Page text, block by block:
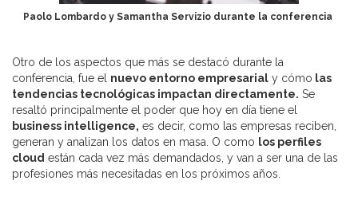
Paolo Lombardo y Samantha Servizio durante la conferencia
Otro de los aspectos que más se destacó durante la
conferencia, fue el nuevo entorno empresarial y cómo las
tendencias tecnológicas impactan directamente. Se
resaltó principalmente el poder que hoy en día tiene el
business intelligence, es decir, como las empresas reciben,
generan y analizan los datos en masa. O como los perfiles
cloud están cada vez más demandados, y van a ser una de las
profesiones más necesitadas en los próximos años.